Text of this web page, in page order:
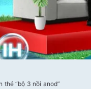
thẻ “bộ 3 nồi anod”